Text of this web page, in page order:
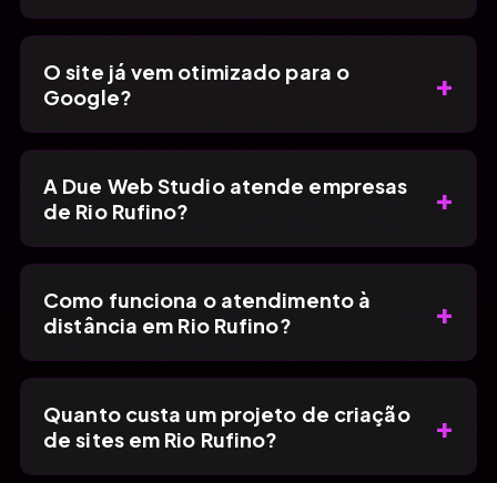
O site já vem otimizado para o
Google?
+
A Due Web Studio atende empresas
de Rio Rufino?
+
Como funciona o atendimento à
distância em Rio Rufino?
+
Quanto custa um projeto de criação
de sites em Rio Rufino?
+